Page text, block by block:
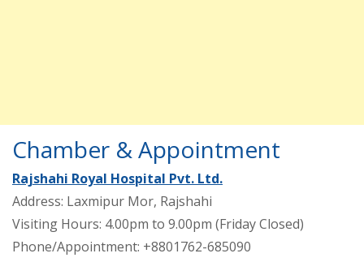
Chamber & Appointment
Rajshahi Royal Hospital Pvt. Ltd.
Address: Laxmipur Mor, Rajshahi
Visiting Hours: 4.00pm to 9.00pm (Friday Closed)
Phone/Appointment: +8801762-685090